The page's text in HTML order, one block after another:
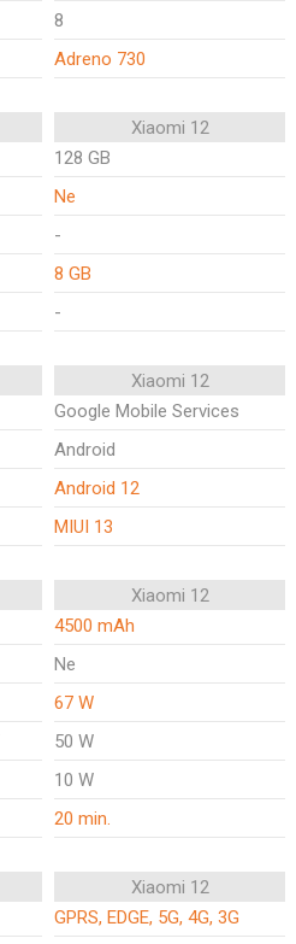
8
Adreno 730
Xiaomi 12
128 GB
Ne
-
8 GB
-
Xiaomi 12
Google Mobile Services
Android
Android 12
MIUI 13
Xiaomi 12
4500 mAh
Ne
67 W
50 W
10 W
20 min.
Xiaomi 12
GPRS, EDGE, 5G, 4G, 3G